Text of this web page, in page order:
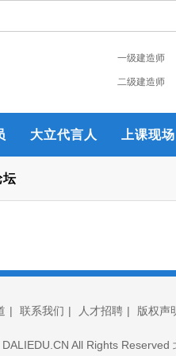
一级建造师
二级建造师
大立代言人 上课现场
坛
| 联系我们 | 人才招聘 | 版权声
All Rights Reserved